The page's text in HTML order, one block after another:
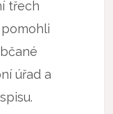
třech
úřad a